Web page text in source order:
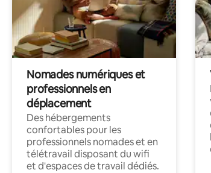
Nomades numériques et
professionnels en
déplacement
Des hébergements
confortables pour les
professionnels nomades et en
télétravail disposant du wifi
et d'espaces de travail dédiés.